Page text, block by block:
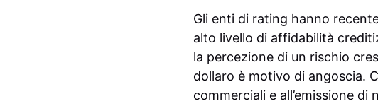
Gli enti di rating hanno
alto livello di affidabilità
la percezione di un rischio
dollaro è motivo di angoscia.
commerciali e all’emissione